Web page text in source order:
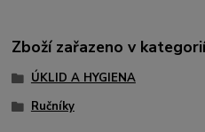
Zboží zařazeno v
ÚKLID A HYGIENA
Ručníky